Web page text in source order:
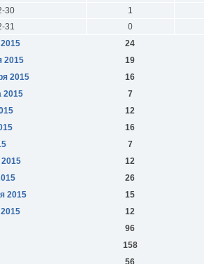
30
1
31
0
24
2015
19
2015
16
2015
7
12
16
7
12
26
2015
15
12
96
158
56